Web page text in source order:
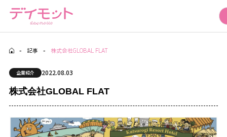
Seminar Event
セミナー・イベント情報
Articles
記事
デイモットTube
- 記事 - 株式会社GLOBAL FLAT
企業紹介 2022.08.03
株式会社GLOBAL FLAT